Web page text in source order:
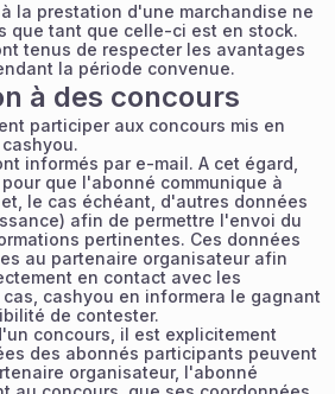
la prestation d'une marchandise ne
que tant que celle-ci est en stock.
tenus de respecter les avantages
la période convenue.
à des concours
participer aux concours mis en
informés par e-mail. A cet égard,
que l'abonné communique à
le cas échéant, d'autres données
afin de permettre l'envoi du
pertinentes. Ces données
au partenaire organisateur afin
en contact avec les
cashyou en informera le gagnant
de contester.
concours, il est explicitement
des abonnés participants peuvent
organisateur, l'abonné